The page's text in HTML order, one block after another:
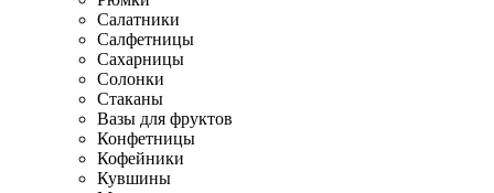
Салатники
Салфетницы
Сахарницы
Солонки
Стаканы
Вазы для фруктов
Конфетницы
Кофейники
Кувшины